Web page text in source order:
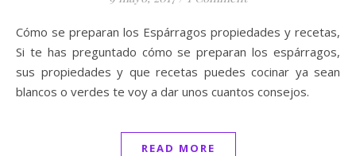
Cómo se preparan los Espárragos propiedades y recetas,
Si te has preguntado cómo se preparan los espárragos,
sus propiedades y que recetas puedes cocinar ya sean
blancos o verdes te voy a dar unos cuantos consejos.
READ MORE